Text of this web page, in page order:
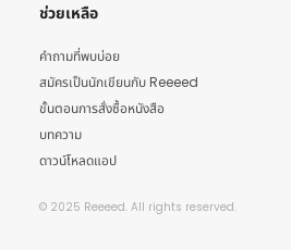
ช่วยเหลือ
คำถามที่พบบ่อย
สมัครเป็นนักเขียนกับ Reeeed
ขั้นตอนการสั่งซื้อหนังสือ
บทความ
ดาวน์โหลดแอป
© 2025 Reeeed. All rights reserved.